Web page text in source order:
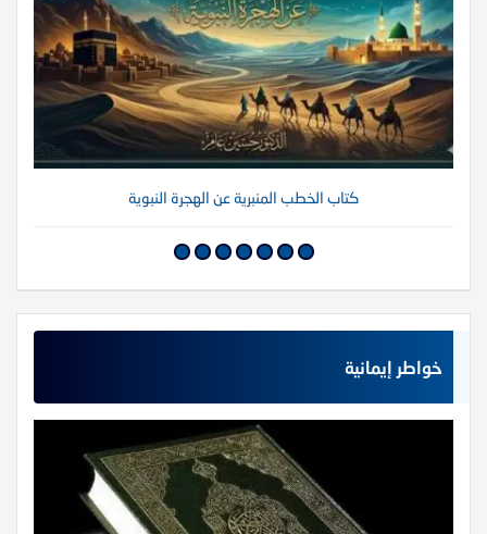
كتاب الخطب المنبرية عن الهجرة النبوية
خواطر إيمانية